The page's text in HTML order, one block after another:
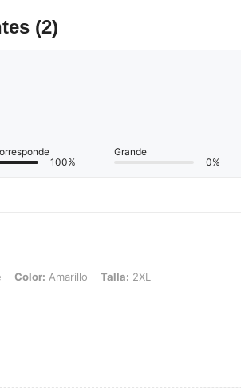
(2)
100%
Grande
0%
Amarillo, Talla: 2XL
Color: Amarillo Talla: 2XL